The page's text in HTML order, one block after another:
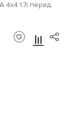
4x4 1.7i перед.